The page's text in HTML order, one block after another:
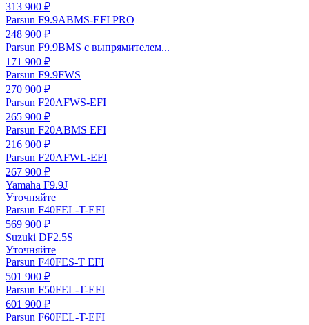
313 900 ₽
Parsun F9.9ABMS-EFI PRO
248 900 ₽
Parsun F9.9BMS с выпрямителем...
171 900 ₽
Parsun F9.9FWS
270 900 ₽
Parsun F20AFWS-EFI
265 900 ₽
Parsun F20ABMS EFI
216 900 ₽
Parsun F20AFWL-EFI
267 900 ₽
Yamaha F9.9J
Уточняйте
Parsun F40FEL-T-EFI
569 900 ₽
Suzuki DF2.5S
Уточняйте
Parsun F40FES-T EFI
501 900 ₽
Parsun F50FEL-T-EFI
601 900 ₽
Parsun F60FEL-T-EFI